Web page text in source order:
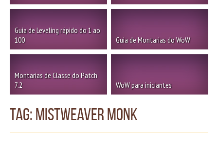
Guia de Leveling rápido do 1 ao
100
Guia de Montarias do WoW
Montarias de Classe do Patch
7.2
WoW para iniciantes
TAG: mistweaver monk